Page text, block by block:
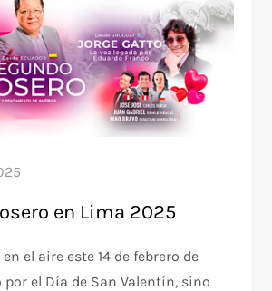
en Lima 2025
el aire este 14 de febrero de
por el Día de San Valentín, sino